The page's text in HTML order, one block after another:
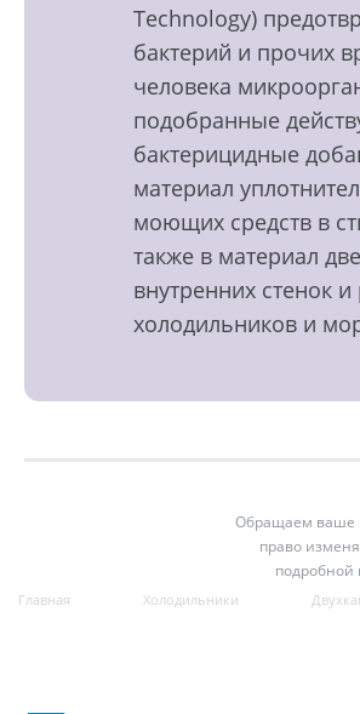
Technology)
бактерий и прочих
человека
подобранные
бактерицидные
материал
моющих средств в
также в материал
внутренних стенок и
холодильников и
Обращаем ваше
право
подробной
Главная Холодильники